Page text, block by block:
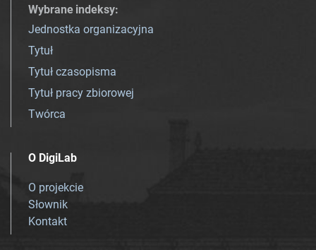
Wybrane indeksy:
Jednostka organizacyjna
Tytuł
Tytuł czasopisma
Tytuł pracy zbiorowej
Twórca
O DigiLab
O projekcie
Słownik
Kontakt